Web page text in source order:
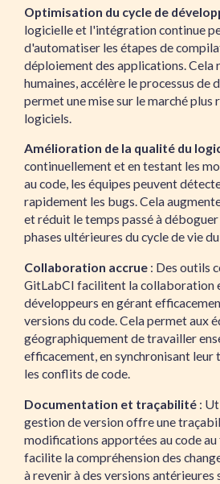
Optimisation du cycle de
logicielle et l'intégration continue
d'automatiser les étapes de
déploiement des applications. Cela
humaines, accélère le processus de
permet une mise sur le marché plus
logiciels.
Amélioration de la qualité du
continuellement et en testant les
au code, les équipes peuvent
rapidement les bugs. Cela
et réduit le temps passé à
phases ultérieures du cycle de vie
Collaboration accrue : Des outils
GitLabCI facilitent la collaboration
développeurs en gérant
versions du code. Cela permet aux
géographiquement de travailler
efficacement, en synchronisant
les conflits de code.
Documentation et traçabilité :
gestion de version offre une
modifications apportées au code
facilite la compréhension des
à revenir à des versions antérieures